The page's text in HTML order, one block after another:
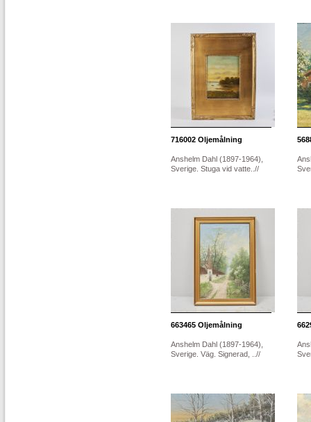
716002 Oljemålning
Anshelm Dahl (1897-1964),
Sverige. Stuga vid vatte..//
663465 Oljemålning
Anshelm Dahl (1897-1964),
Sverige. Väg. Signerad, ..//